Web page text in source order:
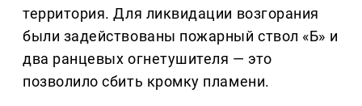
территория. Для ликвидации возгорания
были задействованы пожарный ствол «Б» и
два ранцевых огнетушителя — это
позволило сбить кромку пламени.